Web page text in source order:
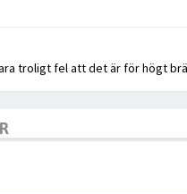
troligt fel att det är för högt